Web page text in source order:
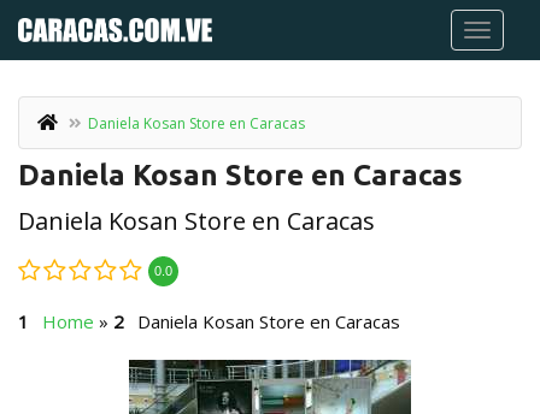
Daniela Kosan Store en Caracas
Daniela Kosan Store en Caracas
Daniela Kosan Store en Caracas
0.0
Home » Daniela Kosan Store en Caracas